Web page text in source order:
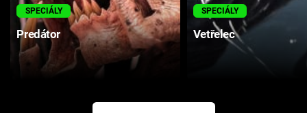
SPECIÁLY
Predátor
SPECIÁLY
Vetřelec